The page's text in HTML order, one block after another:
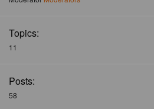
Topics:
11
Posts:
58